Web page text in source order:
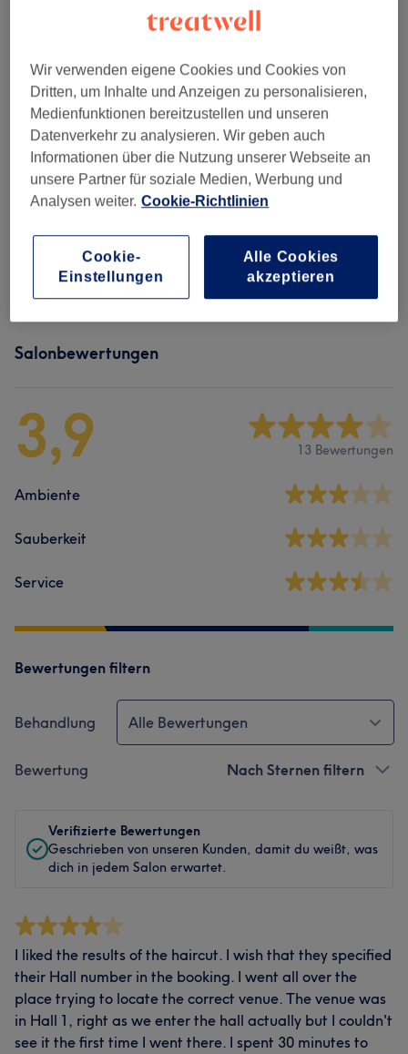
Damen - Haarschnitte & Stylings (7) ab 20 €
Damen - Colorationen, Schnitte &
Föhnen (8)
ab 30 €
Haarverlängerung (4) ab 190 €
Herren - Haarschnitte & Rasuren (5) ab 15 €
Kinder - Haarschnitte & Stylings 3) ab 15 €
Salonbewertungen
3,9 13 Bewertungen
Ambiente
Sauberkeit
Service
Bewertungen filtern
Behandlung Alle Bewertungen
Bewertung Nach Sternen filtern
Verifizierte Bewertungen
Geschrieben von unseren Kunden, damit du weißt, was
dich in jedem Salon erwartet.
I liked the results of the haircut. I wish that they specified
their Hall number in the booking. I went all over the
place trying to locate the correct venue. The venue was
in Hall 1, right as we enter the hall actually but I couldn't
see it the first time I went there. I spent 30 minutes to
Wir verwenden eigene Cookies und Cookies von
Dritten, um Inhalte und Anzeigen zu personalisieren,
Medienfunktionen bereitzustellen und unseren
Datenverkehr zu analysieren. Wir geben auch
Informationen über die Nutzung unserer Webseite an
unsere Partner für soziale Medien, Werbung und
Analysen weiter. Cookie-Richtlinien
Cookie-
Einstellungen
Alle Cookies
akzeptieren